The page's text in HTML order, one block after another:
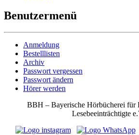
Benutzermenü
Anmeldung
Bestelllisten
Archiv
Passwort vergessen
Passwort ändern
Hörer werden
BBH – Bayerische Hörbücherei für
Lesebeeinträchtigte